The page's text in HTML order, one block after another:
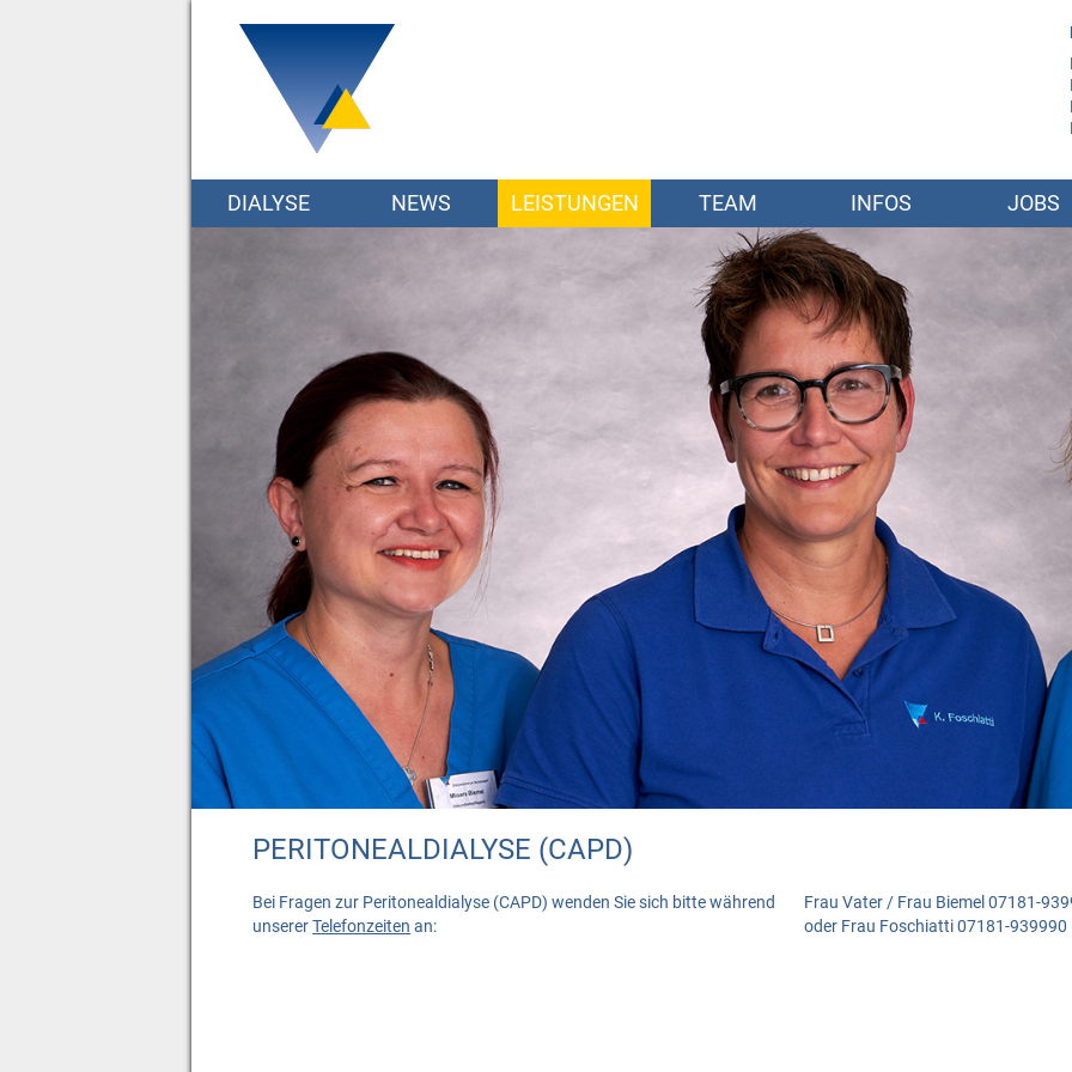
DIALYSE NEWS LEISTUNGEN TEAM INFOS JOBS
PERITONEALDIALYSE (CAPD)
Bei Fragen zur Peritonealdialyse (CAPD) wenden Sie sich bitte während
unsererTelefonzeiten an:
Frau Vater / Frau Biemel 07181-
oder Frau Foschiatti 07181-939990